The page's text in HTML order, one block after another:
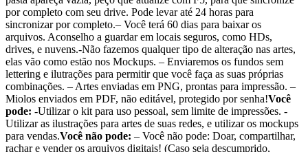
por completo com seu drive. Pode levar até 24 horas para
sincronizar por completo.– Você terá 60 dias para baixar os
arquivos. Aconselho a guardar em locais seguros, como HDs,
drives, e nuvens.-Não fazemos qualquer tipo de alteração nas artes,
elas vão como estão nos Mockups. – Enviaremos os fundos sem
lettering e ilutrações para permitir que você faça as suas próprias
combinações. – Artes enviadas em PNG, prontas para impressão. –
Miolos enviados em PDF, não editável, protegido por senha!Você
pode: -Utilizar o kit para uso pessoal, sem limite de impressões. -
Utilizar as ilustrações para artes de suas redes, e utilizar os mockups
para vendas.Você não pode: – Você não pode: Doar, compartilhar,
rachar e vender os arquivos digitais! (Caso seja descumprido,